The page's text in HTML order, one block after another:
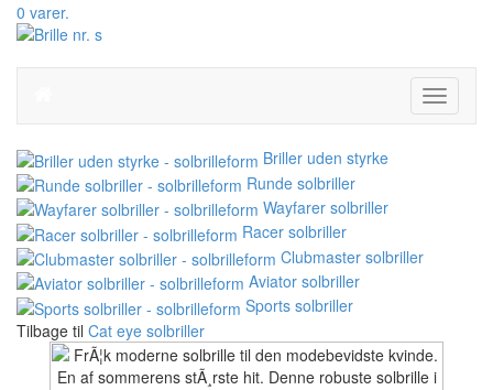
0 varer.
Toggle
Briller uden styrke
Runde solbriller
Wayfarer solbriller
Racer solbriller
Clubmaster solbriller
Aviator solbriller
Sports solbriller
Tilbage til Cat eye solbriller